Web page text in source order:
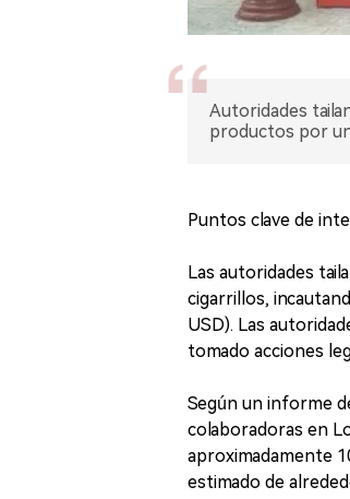
Autoridades
productos por
Puntos clave de
Las autoridades
cigarrillos,
USD). Las
tomado acciones
Según un informe
colaboradoras en
aproximadamente
estimado de